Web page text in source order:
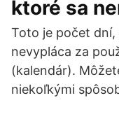
ktoré sa
Toto je počet
nevypláca za
(kalendár).
niekoľkými